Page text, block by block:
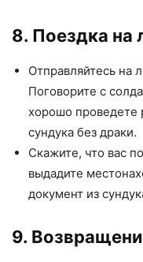
8. Поездка на
Отправляйтесь на
Поговорите с
хорошо проведете
сундука без драки.
Скажите, что вас
выдадите
документ из
9.